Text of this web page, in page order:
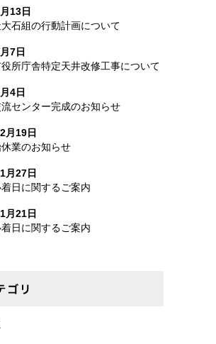
石組の行動計画について
13日
所庁舎特定天井改修工事について
7日
センター完成のお知らせ
4日
業のお知らせ
月19日
日に関するご案内
月27日
日に関するご案内
月21日